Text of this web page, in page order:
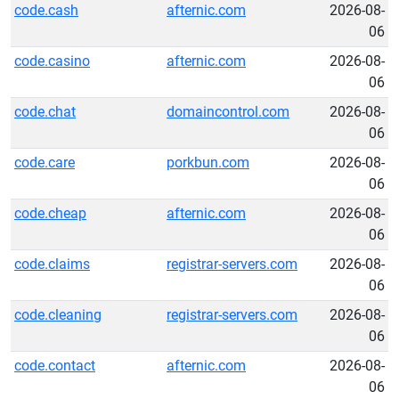
code.cash afternic.com
2026-08-
06
code.casino
afternic.com
2026-08-
06
code.chat
domaincontrol.com
2026-08-
06
code.care
porkbun.com
2026-08-
06
code.cheap
afternic.com
2026-08-
06
code.claims
registrar-servers.com
2026-08-
06
code.cleaning
registrar-servers.com
2026-08-
06
code.contact
afternic.com
2026-08-
06